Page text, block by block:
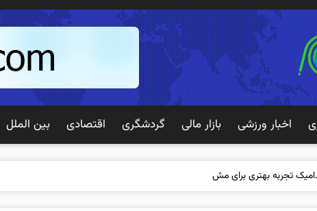
اخبار ورزشی بازار مالی گردشگری اقتصادی بین الملل
تجربه بهتری برای مشتریان ایجاد می‌کند؟